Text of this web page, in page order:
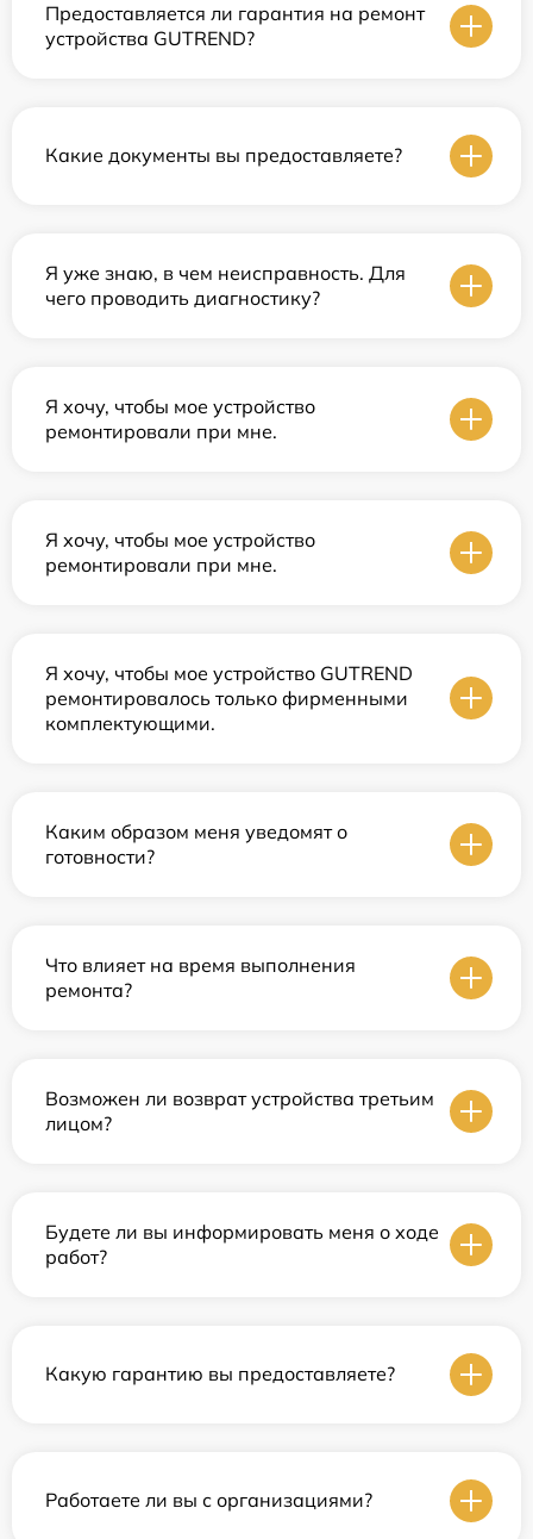
Предоставляется ли гарантия на ремонт
устройства GUTREND?
Какие документы вы предоставляете?
Я уже знаю, в чем неисправность. Для
чего проводить диагностику?
Я хочу, чтобы мое устройство
ремонтировали при мне.
Я хочу, чтобы мое устройство
ремонтировали при мне.
Я хочу, чтобы мое устройство GUTREND
ремонтировалось только фирменными
комплектующими.
Каким образом меня уведомят о
готовности?
Что влияет на время выполнения
ремонта?
Возможен ли возврат устройства третьим
лицом?
Будете ли вы информировать меня о ходе
работ?
Какую гарантию вы предоставляете?
Работаете ли вы с организациями?